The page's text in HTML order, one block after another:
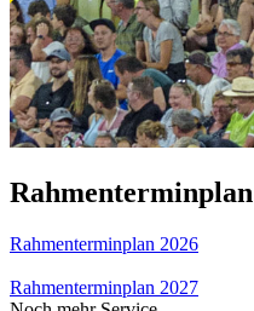
Rahmenterminplan
Rahmenterminplan 2026
Rahmenterminplan 2027